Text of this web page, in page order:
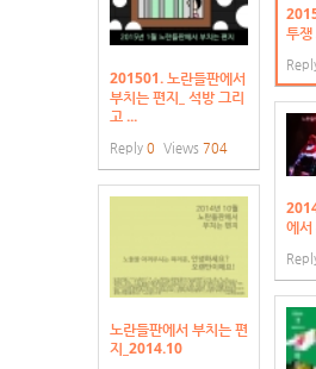
투쟁
201501. 노란들판에서
부치는 편지_ 석방 그리
고 ...
Reply 0 Views 704
에서
노란들판에서 부치는 편
지_2014.10